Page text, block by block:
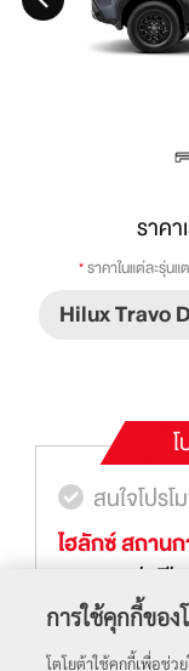
ราคา
*ราคาในแต่ละรุ่น
สนใจโปรโ
ไฮลักซ์ สถาน
ต่อเดือน พร้อมฟรีป
กรกฎาคม
สนใจโปรโ
ซื้อไฮลักซ์ ทรา
ข้อเสนอพิเศษ ซื้
วันที่ 1 กรกฎา
การใช้คุกกี้ของ
โตโยต้าใช้คุกกี้เพื่อช่ว